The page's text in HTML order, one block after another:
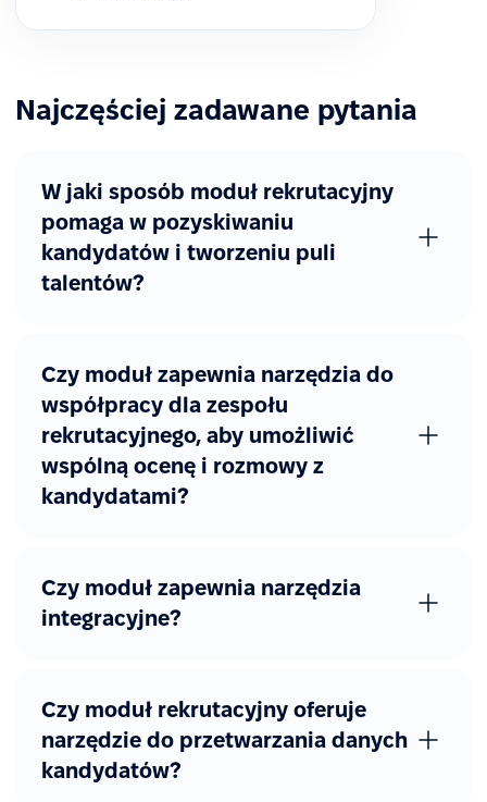
Najczęściej zadawane pytania
W jaki sposób moduł rekrutacyjny
pomaga w pozyskiwaniu
kandydatów i tworzeniu puli
talentów?
Czy moduł zapewnia narzędzia do
współpracy dla zespołu
rekrutacyjnego, aby umożliwić
wspólną ocenę i rozmowy z
kandydatami?
Czy moduł zapewnia narzędzia
integracyjne?
Czy moduł rekrutacyjny oferuje
narzędzie do przetwarzania danych
kandydatów?